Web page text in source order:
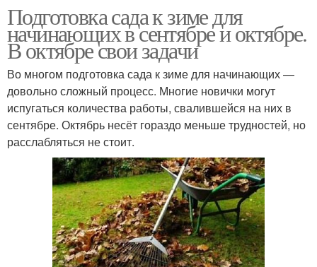
Подготовка сада к зиме для
начинающих в сентябре и октябре.
В октябре свои задачи
Во многом подготовка сада к зиме для начинающих —
довольно сложный процесс. Многие новички могут
испугаться количества работы, свалившейся на них в
сентябре. Октябрь несёт гораздо меньше трудностей, но
расслабляться не стоит.